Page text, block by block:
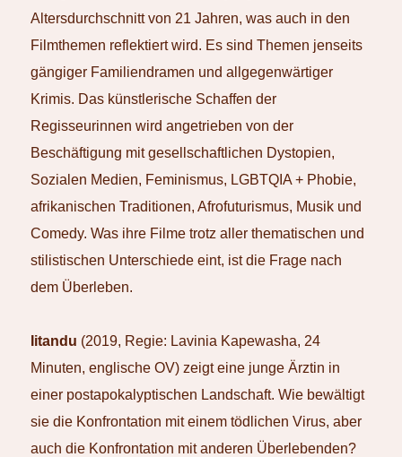
Altersdurchschnitt von 21 Jahren, was auch in den
Filmthemen reflektiert wird. Es sind Themen jenseits
gängiger Familiendramen und allgegenwärtiger
Krimis. Das künstlerische Schaffen der
Regisseurinnen wird angetrieben von der
Beschäftigung mit gesellschaftlichen Dystopien,
Sozialen Medien, Feminismus, LGBTQIA + Phobie,
afrikanischen Traditionen, Afrofuturismus, Musik und
Comedy. Was ihre Filme trotz aller thematischen und
stilistischen Unterschiede eint, ist die Frage nach
dem Überleben.
Iitandu (2019, Regie: Lavinia Kapewasha, 24
Minuten, englische OV) zeigt eine junge Ärztin in
einer postapokalyptischen Landschaft. Wie bewältigt
sie die Konfrontation mit einem tödlichen Virus, aber
auch die Konfrontation mit anderen Überlebenden?